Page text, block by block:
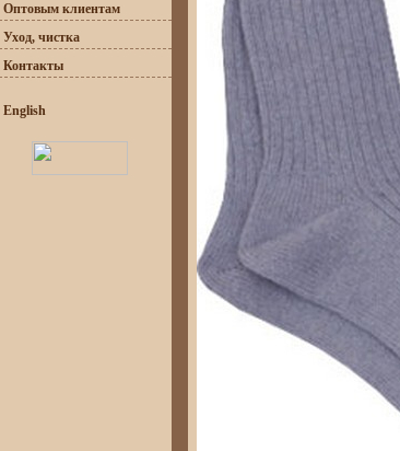
Оптовым клиентам
Уход, чистка
Контакты
English